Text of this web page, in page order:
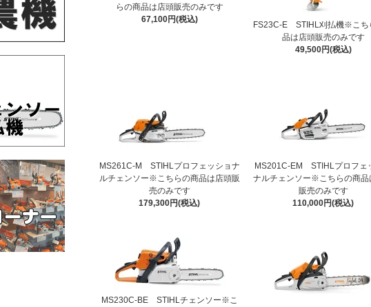
らの商品は店頭販売のみです
67,100円(税込)
FS23C-E STIHL刈払機※こち
品は店頭販売のみです
49,500円(税込)
MS261C-M STIHLプロフェッショナ
ルチェンソー※こちらの商品は店頭販
売のみです
179,300円(税込)
MS201C-EM STIHLプロフェ
ナルチェンソー※こちらの商品
販売のみです
110,000円(税込)
MS230C-BE STIHLチェンソー※こ